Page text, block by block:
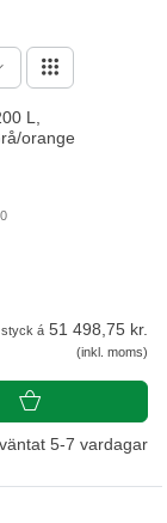
L,
orange
styck á 51 498,75 kr.
(inkl. moms)
5-7 vardagar